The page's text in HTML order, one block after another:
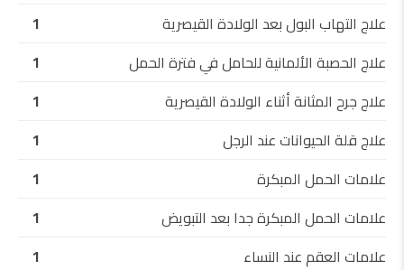
علاج التهاب البول بعد الولادة القيصرية
1
علاج الحصبة الألمانية للحامل في فترة الحمل
1
علاج جرح المثانة أثناء الولادة القيصرية
1
علاج قلة الحيوانات عند الرجل
1
علامات الحمل المبكرة
1
علامات الحمل المبكرة جدا بعد التبويض
1
علامات العقم عند النساء
1